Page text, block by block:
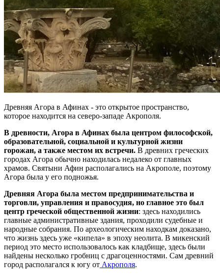
Древняя Агора в Афинах - это открытое пространство,
которое находится на северо-западе Акрополя.
В древности, Агора в Афинах была центром философской,
образовательной, социальной и культурной жизни
горожан, а также местом их встречи. В древних греческих
городах Агора обычно находилась недалеко от главных
храмов. Святыни Афин располагались на Акрополе, поэтому
Агора была у его подножья.
Древняя Агора была местом предпринимательства и
торговли, управления и правосудия, но главное это был
центр греческой общественной жизни: здесь находились
главные административные здания, проходили судебные и
народные собрания. По археологическим находкам доказано,
что жизнь здесь уже «кипела» в эпоху неолита. В микенский
период это место использовалось как кладбище, здесь были
найдены несколько гробниц с драгоценностями. Сам древний
город располагался к югу от Акрополя.